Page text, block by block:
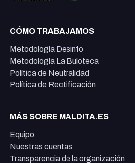
CÓMO TRABAJAMOS
Metodología Desinfo
Metodología La Buloteca
Política de Neutralidad
Política de Rectificación
MÁS SOBRE MALDITA.ES
Equipo
Nuestras cuentas
Transparencia de la organización